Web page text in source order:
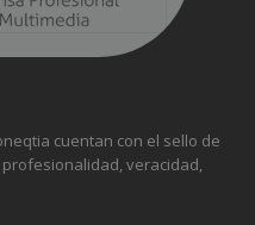
cuentan con el sello de
veracidad,